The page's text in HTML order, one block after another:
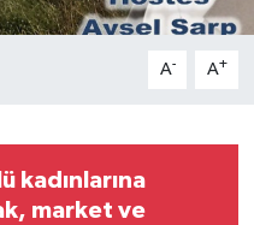
A- A+
kadınlarına
market ve